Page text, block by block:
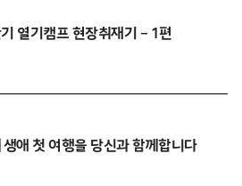
열기캠프 현장취재기 – 1편
애 첫 여행을 당신과 함께합니다